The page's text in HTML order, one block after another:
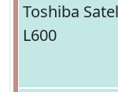
Toshiba
L600